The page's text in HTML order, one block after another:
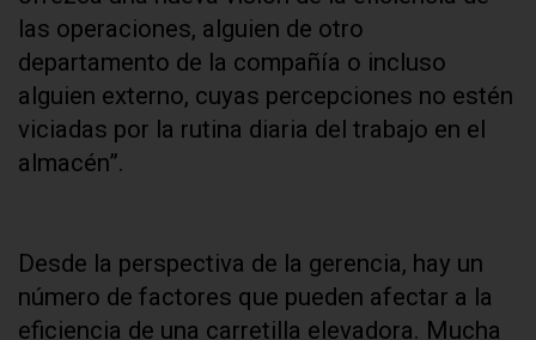
las operaciones, alguien de otro
departamento de la compañía o incluso
alguien externo, cuyas percepciones no estén
viciadas por la rutina diaria del trabajo en el
almacén”.
Desde la perspectiva de la gerencia, hay un
número de factores que pueden afectar a la
eficiencia de una carretilla elevadora. Mucha